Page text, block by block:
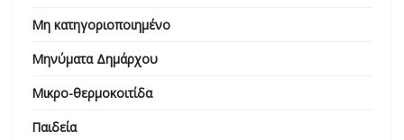
Μη κατηγοριοποιημένο
Μηνύματα Δημάρχου
Μικρο-θερμοκοιτίδα
Παιδεία